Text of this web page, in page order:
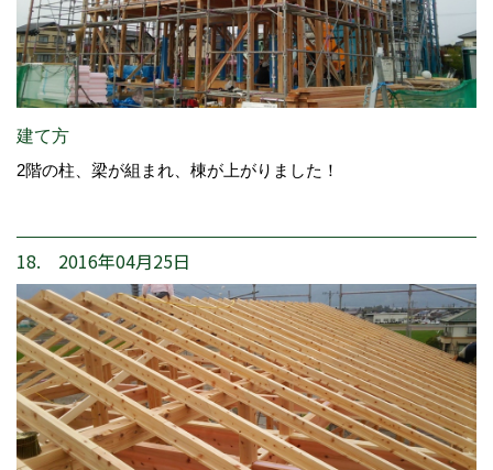
建て方
2階の柱、梁が組まれ、棟が上がりました！
18. 2016年04月25日